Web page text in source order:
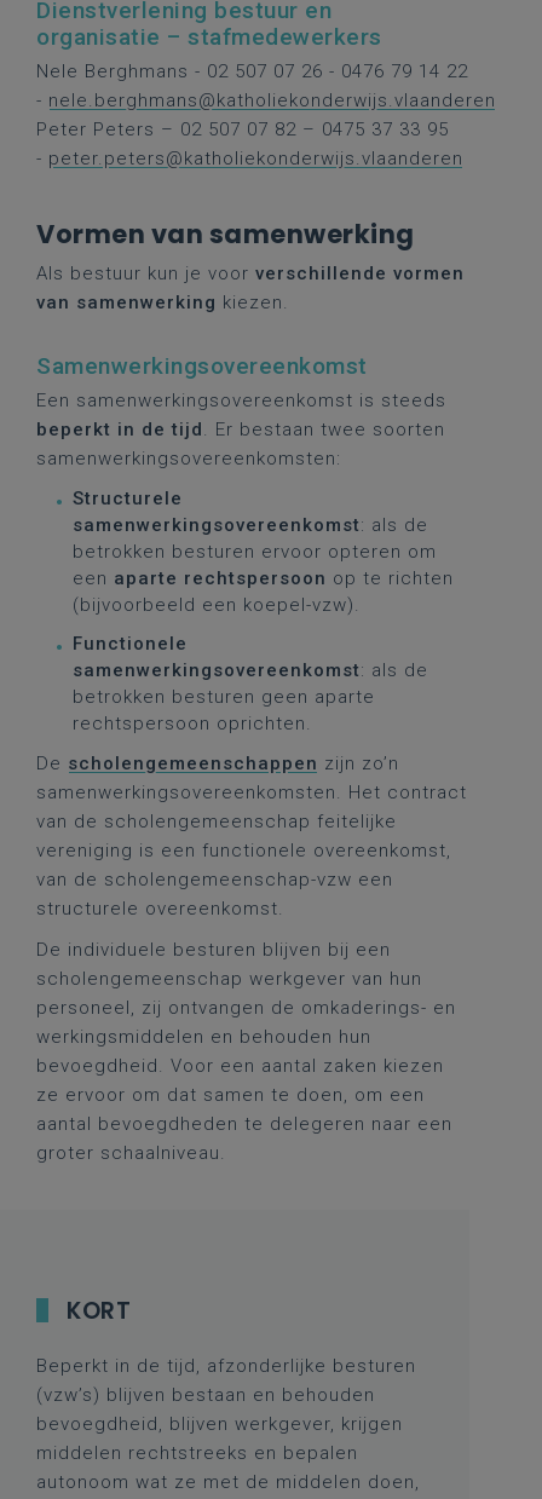
Dienstverlening bestuur en
organisatie – stafmedewerkers
Nele Berghmans - 02 507 07 26 - 0476 79 14 22
- nele.berghmans@katholiekonderwijs.vlaanderen
Peter Peters – 02 507 07 82 – 0475 37 33 95
- peter.peters@katholiekonderwijs.vlaanderen
Vormen van samenwerking
Als bestuur kun je voor verschillende vormen
van samenwerking kiezen.
Samenwerkingsovereenkomst
Een samenwerkingsovereenkomst is steeds
beperkt in de tijd. Er bestaan twee soorten
samenwerkingsovereenkomsten:
Structurele
samenwerkingsovereenkomst: als de
betrokken besturen ervoor opteren om
een aparte rechtspersoon op te richten
(bijvoorbeeld een koepel-vzw).
Functionele
samenwerkingsovereenkomst: als de
betrokken besturen geen aparte
rechtspersoon oprichten.
De scholengemeenschappen zijn zo’n
samenwerkingsovereenkomsten. Het contract
van de scholengemeenschap feitelijke
vereniging is een functionele overeenkomst,
van de scholengemeenschap-vzw een
structurele overeenkomst.
De individuele besturen blijven bij een
scholengemeenschap werkgever van hun
personeel, zij ontvangen de omkaderings- en
werkingsmiddelen en behouden hun
bevoegdheid. Voor een aantal zaken kiezen
ze ervoor om dat samen te doen, om een
aantal bevoegdheden te delegeren naar een
groter schaalniveau.
KORT
Beperkt in de tijd, afzonderlijke besturen
(vzw’s) blijven bestaan en behouden
bevoegdheid, blijven werkgever, krijgen
middelen rechtstreeks en bepalen
autonoom wat ze met de middelen doen,